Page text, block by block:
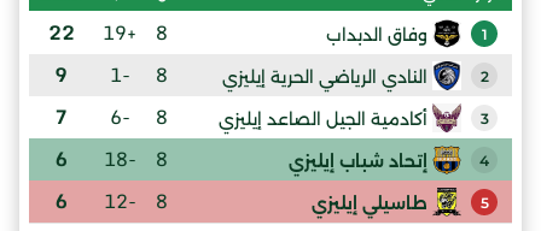
1 وفاق الدبداب 8
+19
22
2 النادي الرياضي الحرية إيليزي 8
-1
9
3 أكادمية الجيل الصاعد إيليزي 8
-6
7
4 إتحاد شباب إيليزي 8
-18
6
5 طاسيلي إيليزي 8
-12
6